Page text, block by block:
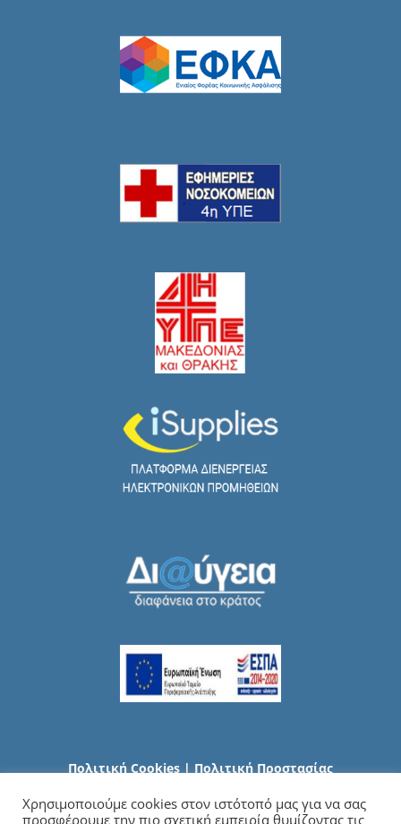
Πολιτική Cookies | Πολιτική Προστασίας
Χρησιμοποιούμε cookies στον ιστότοπό μας για να σας
προσφέρουμε την πιο σχετική εμπειρία θυμίζοντας τις